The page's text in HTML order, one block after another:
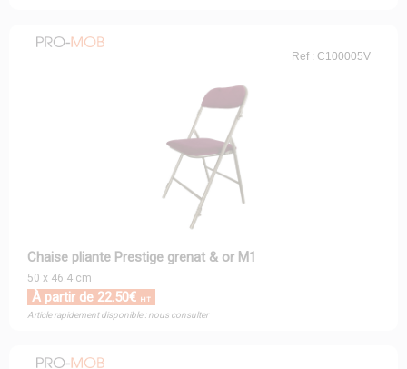
Ref : C100005V
Chaise pliante Prestige grenat & or M1
50 x 46.4 cm
À partir de 22.50€ HT
Article rapidement disponible : nous consulter